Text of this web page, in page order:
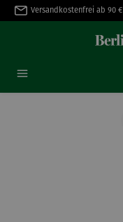
springen
Versandkostenfrei ab 90 €